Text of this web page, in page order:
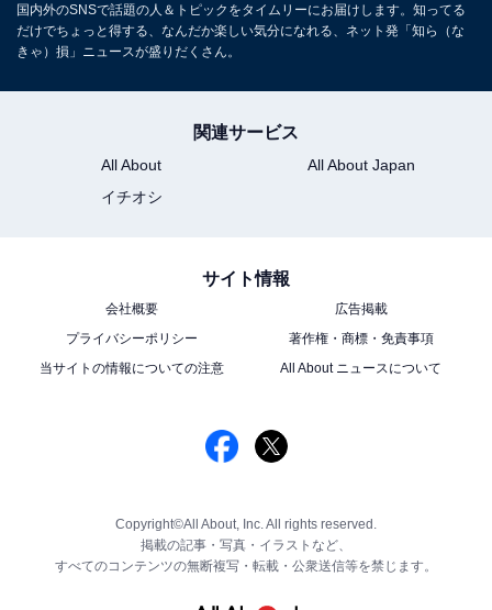
国内外のSNSで話題の人＆トピックをタイムリーにお届けします。知ってる
だけでちょっと得する、なんだか楽しい気分になれる、ネット発「知ら（な
きゃ）損」ニュースが盛りだくさん。
関連サービス
All About
All About Japan
イチオシ
サイト情報
会社概要
広告掲載
プライバシーポリシー
著作権・商標・免責事項
当サイトの情報についての注意
All About ニュースについて
Copyright©All About, Inc. All rights reserved.
掲載の記事・写真・イラストなど、
すべてのコンテンツの無断複写・転載・公衆送信等を禁じます。